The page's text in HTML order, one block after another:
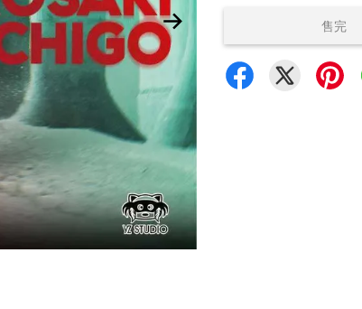
售完